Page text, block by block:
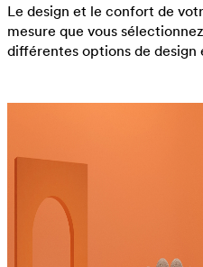
Le design et le confort de
mesure que vous
différentes options de design